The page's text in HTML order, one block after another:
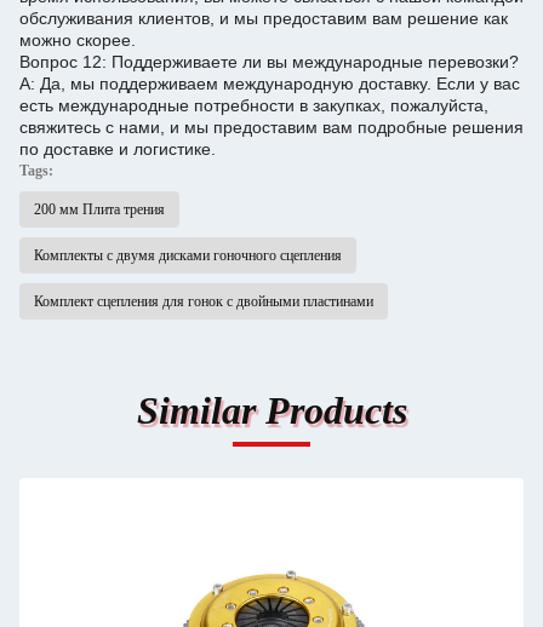
обслуживания клиентов, и мы предоставим вам решение как
можно скорее.
Вопрос 12: Поддерживаете ли вы международные перевозки?
A: Да, мы поддерживаем международную доставку. Если у вас
есть международные потребности в закупках, пожалуйста,
свяжитесь с нами, и мы предоставим вам подробные решения
по доставке и логистике.
Tags:
200 мм Плита трения
Комплекты с двумя дисками гоночного сцепления
Комплект сцепления для гонок с двойными пластинами
Similar Products